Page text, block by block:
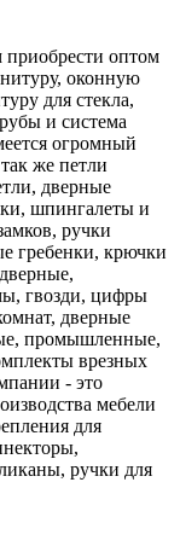
оптом
оконную
для стекла,
и система
огромный
же петли
дверные
шпингалеты и
ручки
гребенки, крючки
гвозди, цифры
дверные
промышленные,
врезных
- это
мебели
для
ручки для